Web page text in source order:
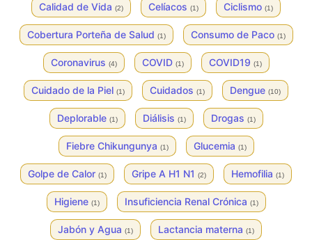
Calidad de Vida (2) Celíacos (1) Ciclismo (1)
Cobertura Porteña de Salud (1) Consumo de Paco (1)
Coronavirus (4) COVID (1) COVID19 (1)
Cuidado de la Piel (1) Cuidados (1) Dengue (10)
Deplorable (1) Diálisis (1) Drogas (1)
Fiebre Chikungunya (1) Glucemia (1)
Golpe de Calor (1) Gripe A H1 N1 (2) Hemofilia (1)
Higiene (1) Insuficiencia Renal Crónica (1)
Jabón y Agua (1) Lactancia materna (1)